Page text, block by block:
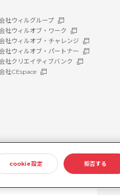
社ウィルグループ
社ウィルオブ・ワーク
社ウィルオブ・チャレンジ
社ウィルオブ・パートナー
社クリエイティブバンク
社CEspace
ーポリシー
cookie設定 拒否する